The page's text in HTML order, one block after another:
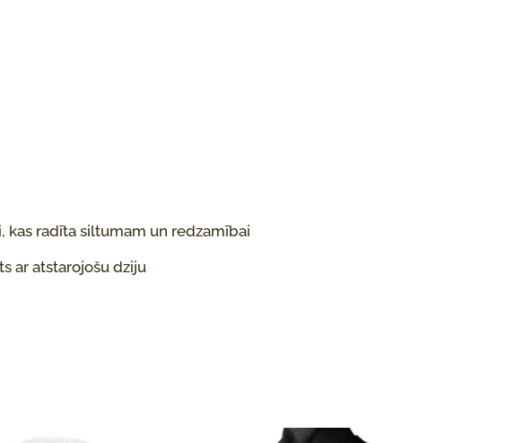
kas radīta siltumam un redzamībai
ar atstarojošu dziju